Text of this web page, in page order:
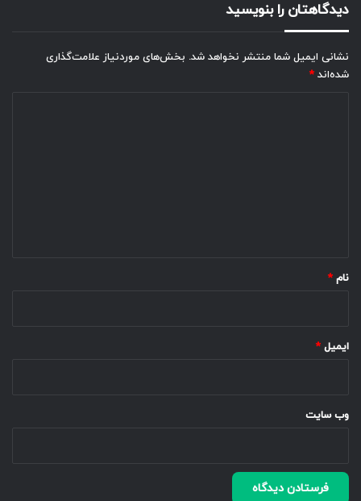
دیدگاهتان را بنویسید
نشانی ایمیل شما منتشر نخواهد شد. بخش‌های موردنیاز علامت‌گذاری
شده‌اند *
نام *
ایمیل *
وب‌ سایت